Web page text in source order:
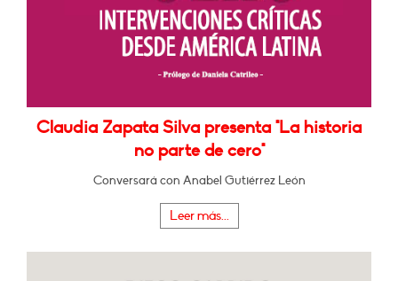
Claudia Zapata Silva presenta "La historia
no parte de cero"
Conversará con Anabel Gutiérrez León
Leer más...